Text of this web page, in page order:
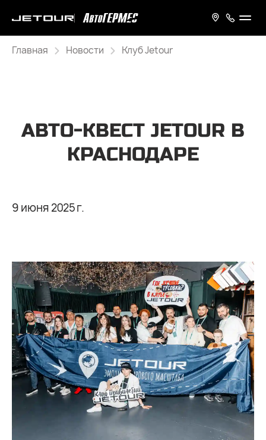
Главная Новости Клуб Jetour
АВТО-КВЕСТ JETOUR В
КРАСНОДАРЕ
9 июня 2025 г.